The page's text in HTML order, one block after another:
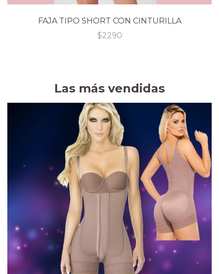
FAJA TIPO SHORT CON CINTURILLA
$2290
Las más vendidas